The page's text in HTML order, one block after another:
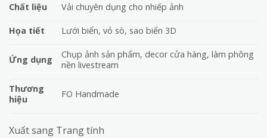
Chất liệu Vải chuyên dụng cho nhiếp ảnh
Họa tiết Lưới biển, vỏ sò, sao biển 3D
Ứng dụng
Chụp ảnh sản phẩm, decor cửa hàng, làm phông
nền livestream
Thương
hiệu
FO Handmade
Xuất sang Trang tính